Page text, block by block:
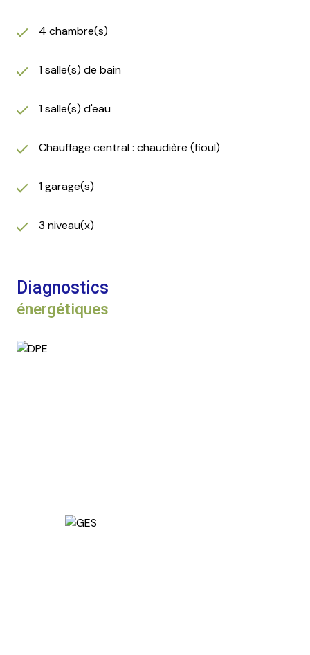
4 chambre(s)
1 salle(s) de bain
1 salle(s) d'eau
Chauffage central : chaudière (fioul)
1 garage(s)
3 niveau(x)
Diagnostics
énergétiques